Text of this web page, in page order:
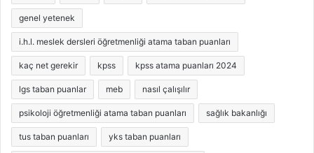
genel yetenek
i.h.l. meslek dersleri öğretmenliği atama taban puanları
kaç net gerekir kpss kpss atama puanları 2024
lgs taban puanlar meb nasıl çalışılır
psikoloji öğretmenliği atama taban puanları sağlık bakanlığı
tus taban puanları yks taban puanları